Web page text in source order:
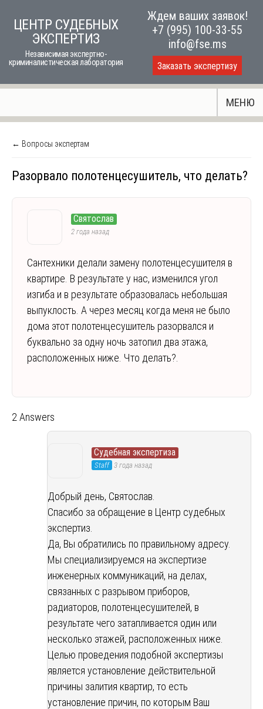
ЦЕНТР СУДЕБНЫХ
ЭКСПЕРТИЗ
Независимая экспертно-
криминалистическая лаборатория
Ждем ваших заявок!
+7 (995) 100-33-55
info@fse.ms
Заказать экспертизу
МЕНЮ
← Вопросы экспертам
Разорвало полотенцесушитель, что делать?
Святослав
2 года назад
Сантехники делали замену полотенцесушителя в
квартире. В результате у нас, изменился угол
изгиба и в результате образовалась небольшая
выпуклость. А через месяц когда меня не было
дома этот полотенцесушитель разорвался и
буквально за одну ночь затопил два этажа,
расположенных ниже. Что делать?.
2 Answers
Судебная экспертиза
Staff 3 года назад
Добрый день, Святослав.
Спасибо за обращение в Центр судебных
экспертиз.
Да, Вы обратились по правильному адресу.
Мы специализируемся на экспертизе
инженерных коммуникаций, на делах,
связанных с разрывом приборов,
радиаторов, полотенцесушителей, в
результате чего затапливается один или
несколько этажей, расположенных ниже.
Целью проведения подобной экспертизы
является установление действительной
причины залития квартир, то есть
установление причин, по которым Ваш